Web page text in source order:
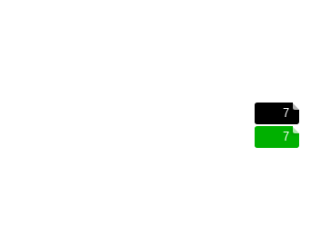
7
7